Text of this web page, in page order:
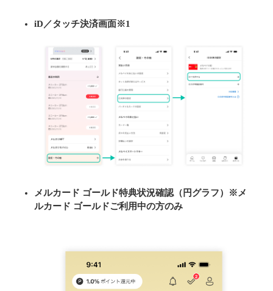
iD／タッチ決済画面※1
メルカード ゴールド特典状況確認（円グラフ）※メ
ルカード ゴールドご利用中の方のみ